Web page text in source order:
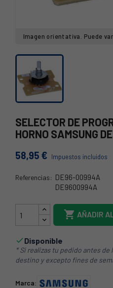
Imagen orientativa. Puede
SELECTOR DE
HORNO SAMSUNG
58,95 € Impuestos incluidos
Referencias: DE96-00994A
DE9600994A
DE96-00994A
 AÑADIR
Disponible
* Si realizas tu pedido antes de
destino y excepto fines de
Marca: